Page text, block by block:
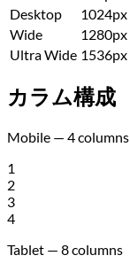
Desktop
1024px
Wide
1280px
Ultra Wide 1536px
カラム構成
Mobile — 4 columns
1
2
3
4
Tablet — 8 columns